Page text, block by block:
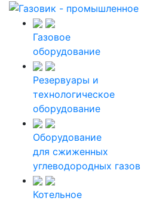
Газовое
оборудование
Резервуары и
технологическое
оборудование
Оборудование
для сжиженных
углеводородных газов
Котельное